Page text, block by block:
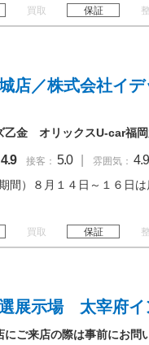
買取 保証
店／株式会社イ
乙金 オリックスU-car福
4.9 接客： 5.0 雰囲気： 4.9
）８月１４日～１６日は
買取 保証
展示場 太宰府イ
ご来店の際は事前にお問